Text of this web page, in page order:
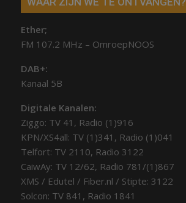
Ether;
FM 107.2 MHz – OmroepNOOS
DAB+:
Kanaal 5B
Digitale Kanalen:
Ziggo: TV 41, Radio (1)916
KPN/XS4all: TV (1)341, Radio (1)041
Telfort: TV 2110, Radio 3122
CaiwAy: TV 12/62, Radio 781/(1)867
XMS / Edutel / Fiber.nl / Stipte: 3122
Solcon: TV 841, Radio 1841